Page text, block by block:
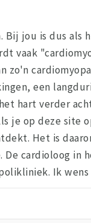
jou is dus
vaak
een
hart verder
je op deze site
Het is
cardioloog in
Ik